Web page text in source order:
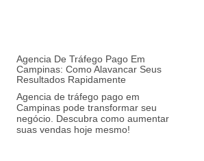
Agencia De Tráfego Pago Em
Campinas: Como Alavancar Seus
Resultados Rapidamente
Agencia de tráfego pago em
Campinas pode transformar seu
negócio. Descubra como aumentar
suas vendas hoje mesmo!